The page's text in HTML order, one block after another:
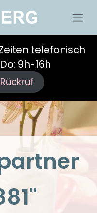
telefonisch
9h-16h